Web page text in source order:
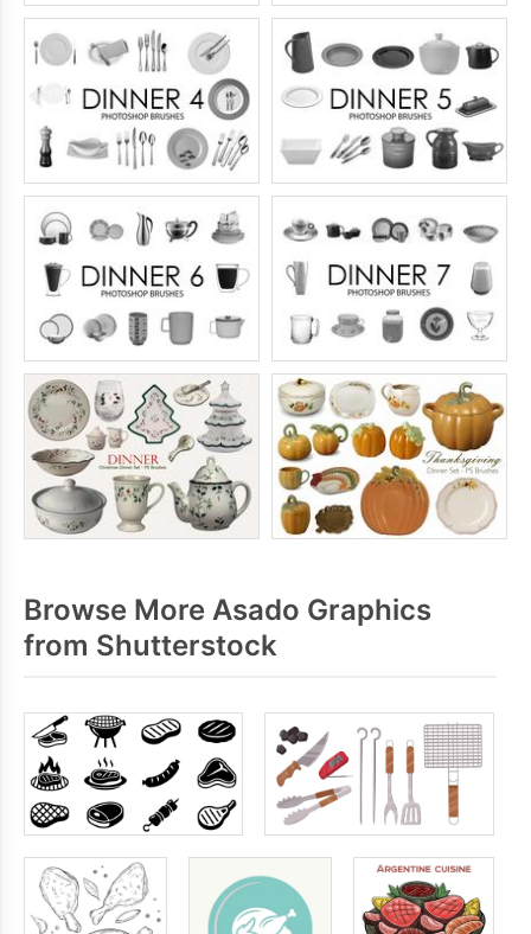
Browse More Asado Graphics
from Shutterstock